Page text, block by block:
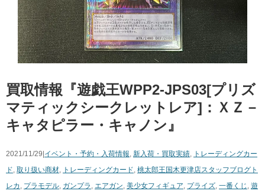
買取情報『遊戯王WPP2-JPS03[プリズ
マティックシークレットレア]：ＸＺ－
キャタピラー・キャノン』
2021/11/29|イベント・予約・入荷情報 新入荷・買取実績
トレーディングカー
ド 取り扱い商材 トレーディングカード 桃太郎王国木更津店スタッフブログ ト
レカ
プラモデル ガンプラ エアガン 美少女フィギュア プライズ 一番くじ 遊